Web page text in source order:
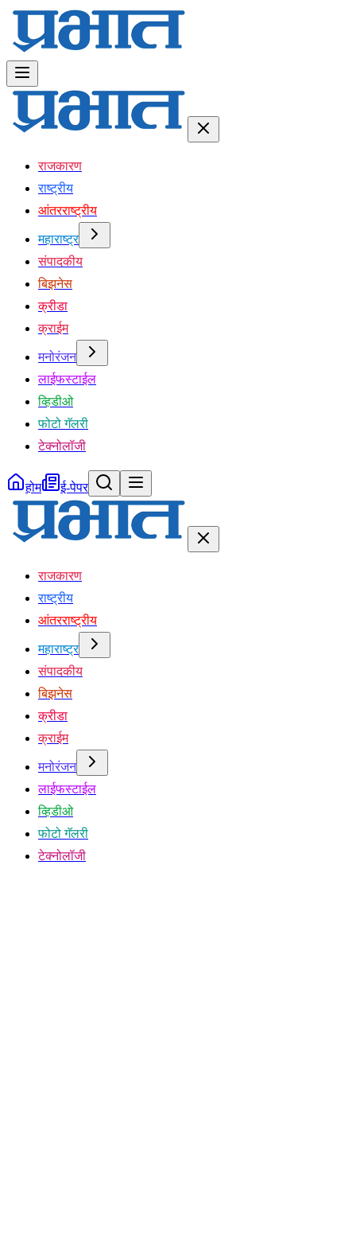
राजकारण
राष्ट्रीय
आंतरराष्ट्रीय
महाराष्ट्र
संपादकीय
बिझनेस
क्रीडा
क्राईम
मनोरंजन
लाईफस्टाईल
व्हिडीओ
फोटो गॅलरी
टेक्नोलॉजी
होम ई-पेपर
राजकारण
राष्ट्रीय
आंतरराष्ट्रीय
महाराष्ट्र
संपादकीय
बिझनेस
क्रीडा
क्राईम
मनोरंजन
लाईफस्टाईल
व्हिडीओ
फोटो गॅलरी
टेक्नोलॉजी